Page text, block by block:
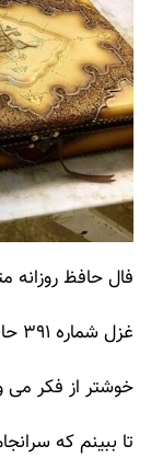
فال حافظ روزانه
غزل شماره ۳۹۱ حافظ
خوشتر از فکر
تا ببینم که